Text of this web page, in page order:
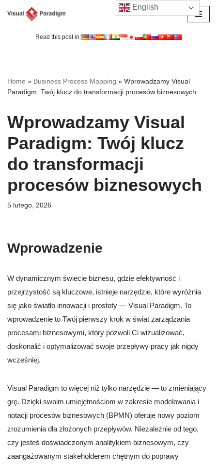
Read this post in:
Home » Business Process Mapping » Wprowadzamy Visual
Paradigm: Twój klucz do transformacji procesów biznesowych
Wprowadzamy Visual
Paradigm: Twój klucz
do transformacji
procesów biznesowych
5 lutego, 2026
Wprowadzenie
W dynamicznym świecie biznesu, gdzie efektywność i
przejrzystość są kluczowe, istnieje narzędzie, które wyróżnia
się jako światło innowacji i prostoty — Visual Paradigm. To
wprowadzenie to Twój pierwszy krok w świat zarządzania
procesami biznesowymi, który pozwoli Ci wizualizować,
doskonalić i optymalizować swoje przepływy pracy jak nigdy
wcześniej.
Visual Paradigm to więcej niż tylko narzędzie — to zmieniający
grę. Dzięki swoim umiejętnościom w zakresie modelowania i
notacji procesów biznesowych (BPMN) oferuje nowy poziom
zrozumienia dla złożonych przepływów. Niezależnie od tego,
czy jesteś doświadczonym analitykiem biznesowym, czy
zaangażowanym stakeholderem chętnym do poprawy
English